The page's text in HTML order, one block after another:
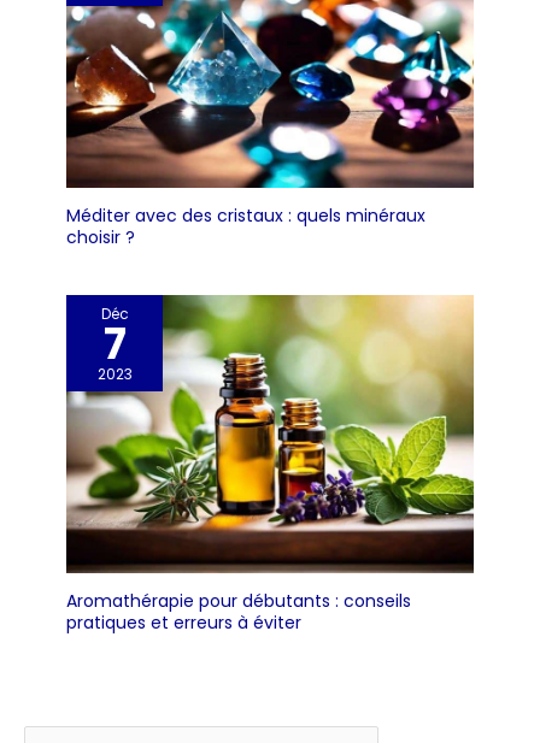
Méditer avec des cristaux : quels minéraux
choisir ?
Déc
7
2023
Aromathérapie pour débutants : conseils
pratiques et erreurs à éviter